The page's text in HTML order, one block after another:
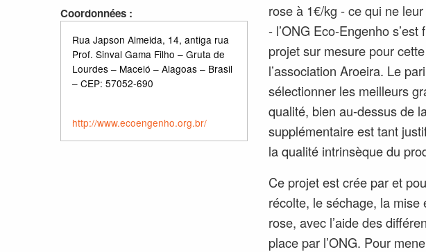
Coordonnées :
Rua Japson Almeida, 14, antiga rua
Prof. Sinval Gama Filho – Gruta de
Lourdes – Maceió – Alagoas – Brasil
– CEP: 57052-690
http://www.ecoengenho.org.br/
rose à 1€/kg - ce qui ne
- l’ONG Eco-Engenho
projet sur mesure pour
l’association Aroeira. Le
sélectionner les meilleurs
qualité, bien au-dessus de
supplémentaire est tant
la qualité intrinsèque du
Ce projet est crée par et
récolte, le séchage, la
rose, avec l’aide des
place par l’ONG. Pour